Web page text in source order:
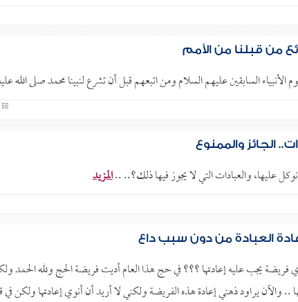
من قبلنا من الأمم
السابقين عليهم السلام ومن اتبعهم قبل أن تشرع لنبينا محمد صلى
الجائز والممنوع
عليها، والعبادات التي لا يجوز فيها ذلك؟.. ..المزيد
العبادة من دون سبب داع
يجب عليه إعادتها ؟؟؟ في حج هذا العام أديت فريضة الحج ولله
.. والآن يراود ذهني إعادة هذه الفريضة ولكني لا أريد أن أنوي إعادتها ولكن